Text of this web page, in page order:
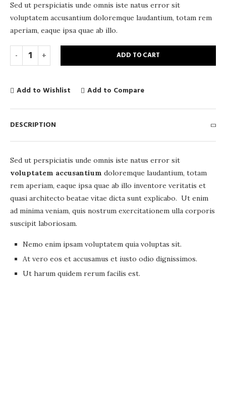
Sed ut perspiciatis unde omnis iste natus error sit
voluptatem accusantium doloremque laudantium, totam rem
aperiam, eaque ipsa quae ab illo.
ADD TO CART
Add to Wishlist Add to Compare
DESCRIPTION
Sed ut perspiciatis unde omnis iste natus error sit
voluptatem accusantium doloremque laudantium, totam
rem aperiam, eaque ipsa quae ab illo inventore veritatis et
quasi architecto beatae vitae dicta sunt explicabo. Ut enim
ad minima veniam, quis nostrum exercitationem ulla corporis
suscipit laboriosam.
Nemo enim ipsam voluptatem quia voluptas sit.
At vero eos et accusamus et iusto odio dignissimos.
Ut harum quidem rerum facilis est.